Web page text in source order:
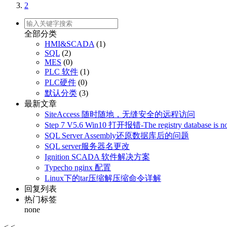
2
全部分类
HMI&SCADA (1)
SQL (2)
MES (0)
PLC 软件 (1)
PLC硬件 (0)
默认分类 (3)
最新文章
SiteAccess 随时随地，无缝安全的远程访问
Step 7 V5.6 Win10 打开报错-The registry database is
SQL Server Assembly还原数据库后的问题
SQL server服务器名更改
Ignition SCADA 软件解决方案
Typecho nginx 配置
Linux下的tar压缩解压缩命令详解
回复列表
热门标签
none